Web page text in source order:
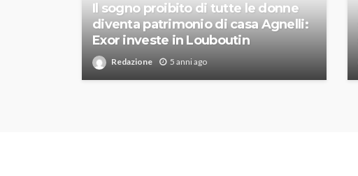
Il sogno proibito di tutte le donne
diventa patrimonio di casa Agnelli:
Exor investe in Louboutin
Redazione 5 anni ago